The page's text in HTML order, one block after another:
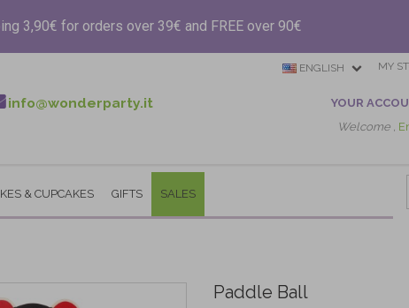
3,90€ for orders over 39€ and FREE over 90€
MY
ENGLISH
info@wonderparty.it
YOUR
Welcome ,
& CUPCAKES GIFTS SALES
Paddle Ball